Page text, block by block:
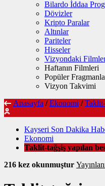
Bilardo İddaa
Dövizler
Kripto Paralar
Altınlar
Pariteler
Hisseler
Vizyondaki
Haftanın Filmleri
Popüler
Vizyon Takvimi
Anasayfa / Ekonomi /
Kayseri Son Dakika
Ekonomi
Taklit-tağşiş yapılan
216 kez okunmuştur